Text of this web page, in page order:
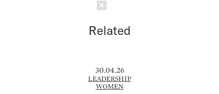
Related
30.04.26
LEADERSHIP
WOMEN